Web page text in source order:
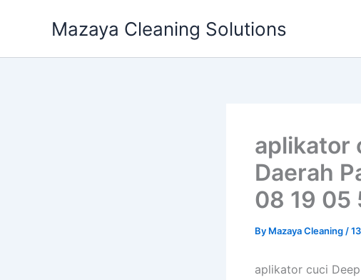
Mazaya Cleaning Solutions
aplikator
Daerah
08 19 05
By Mazaya Cleaning /
aplikator cuci